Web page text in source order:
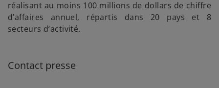
s
u
réalisant au moins 100 millions de dollars de chiffre
d’affaires annuel, répartis dans 20 pays et 8
secteurs d’activité.
Contact presse